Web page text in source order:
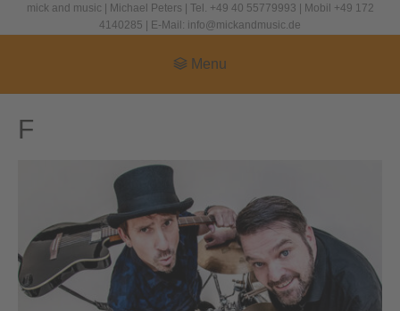
mick and music | Michael Peters | Tel. +49 40 55779993 | Mobil +49 172
4140285 | E-Mail: info@mickandmusic.de
Menu
F